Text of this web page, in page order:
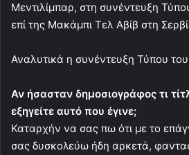
Μεντιλίμπαρ, στη συνέντευξη
επί της Μακάμπι Τελ Αβίβ στη
Αναλυτικά η συνέντευξη Τύπου
Αν ήσασταν δημοσιογράφος τι
εξηγείτε αυτό που έγινε;
Καταρχήν να σας πω ότι με το
σας δυσκολεύω ήδη αρκετά,